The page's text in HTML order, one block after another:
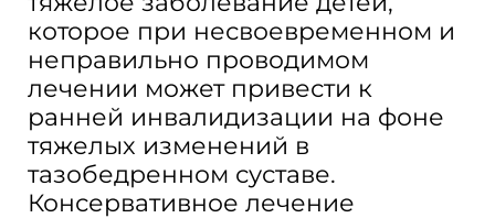
которое при несвоевременном и
неправильно проводимом
лечении может привести к
ранней инвалидизации на фоне
тяжелых изменений в
тазобедренном суставе.
Консервативное лечение